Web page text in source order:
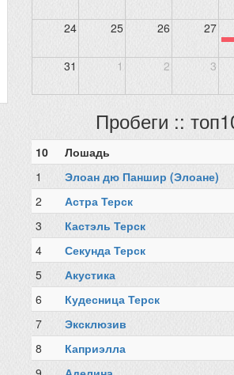
24 25 26 27
31 1 2 3
Пробеги ::
10 Лошадь
1
Элоан дю Паншир (Элоане)
2
Астра Терск
3
Кастэль Терск
4
Секунда Терск
5
Акустика
6
Кудесница Терск
7
Эксклюзив
8
Каприэлла